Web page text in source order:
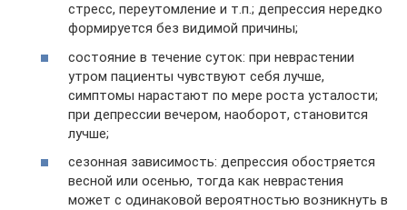
стресс, переутомление и т.п.; депрессия нередко
формируется без видимой причины;
состояние в течение суток: при неврастении
утром пациенты чувствуют себя лучше,
симптомы нарастают по мере роста усталости;
при депрессии вечером, наоборот, становится
лучше;
сезонная зависимость: депрессия обостряется
весной или осенью, тогда как неврастения
может с одинаковой вероятностью возникнуть в